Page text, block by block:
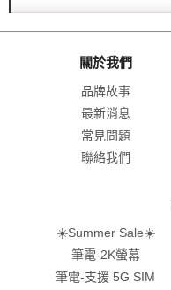
關於我們
品牌故事
最新消息
常見問題
聯絡我們
☀️Summer Sale☀️
筆電-2K螢幕
筆電-支援 5G SIM